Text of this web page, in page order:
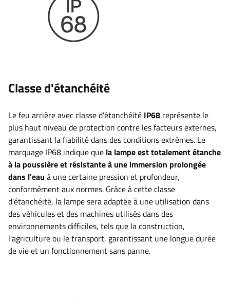
Classe d'étanchéité
Le feu arrière avec classe d'étanchéité IP68 représente le
plus haut niveau de protection contre les facteurs externes,
garantissant la fiabilité dans des conditions extrêmes. Le
marquage IP68 indique que la lampe est totalement étanche
à la poussière et résistante à une immersion prolongée
dans l'eau à une certaine pression et profondeur,
conformément aux normes. Grâce à cette classe
d'étanchéité, la lampe sera adaptée à une utilisation dans
des véhicules et des machines utilisés dans des
environnements difficiles, tels que la construction,
l'agriculture ou le transport, garantissant une longue durée
de vie et un fonctionnement sans panne.